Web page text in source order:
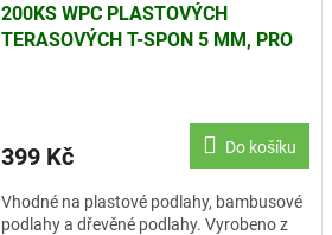
200KS WPC PLASTOVÝCH
TERASOVÝCH T-SPON 5 MM, PRO
399 Kč Do košíku
Vhodné na plastové podlahy, bambusové
podlahy a dřevěné podlahy. Vyrobeno z